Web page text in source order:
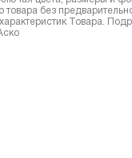
товара без
Товара.